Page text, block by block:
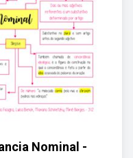
Nominal -